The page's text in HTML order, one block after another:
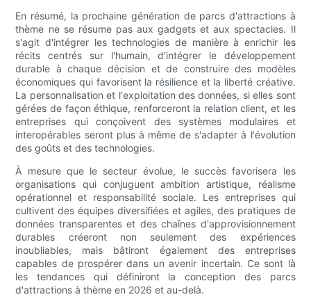
En résumé, la prochaine génération de parcs d'attractions à
thème ne se résume pas aux gadgets et aux spectacles. Il
s'agit d'intégrer les technologies de manière à enrichir les
récits centrés sur l'humain, d'intégrer le développement
durable à chaque décision et de construire des modèles
économiques qui favorisent la résilience et la liberté créative.
La personnalisation et l'exploitation des données, si elles sont
gérées de façon éthique, renforceront la relation client, et les
entreprises qui conçoivent des systèmes modulaires et
interopérables seront plus à même de s'adapter à l'évolution
des goûts et des technologies.
À mesure que le secteur évolue, le succès favorisera les
organisations qui conjuguent ambition artistique, réalisme
opérationnel et responsabilité sociale. Les entreprises qui
cultivent des équipes diversifiées et agiles, des pratiques de
données transparentes et des chaînes d'approvisionnement
durables créeront non seulement des expériences
inoubliables, mais bâtiront également des entreprises
capables de prospérer dans un avenir incertain. Ce sont là
les tendances qui définiront la conception des parcs
d'attractions à thème en 2026 et au-delà.